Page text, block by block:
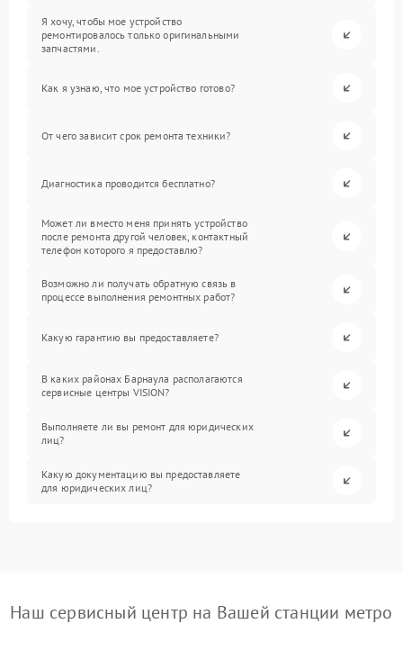
Я хочу, чтобы мое устройство
ремонтировалось только оригинальными
запчастями.
Как я узнаю, что мое устройство готово?
От чего зависит срок ремонта техники?
Диагностика проводится бесплатно?
Может ли вместо меня принять устройство
после ремонта другой человек, контактный
телефон которого я предоставлю?
Возможно ли получать обратную связь в
процессе выполнения ремонтных работ?
Какую гарантию вы предоставляете?
В каких районах Барнаула располагаются
сервисные центры VISION?
Выполняете ли вы ремонт для юридических
лиц?
Какую документацию вы предоставляете
для юридических лиц?
Наш сервисный центр на Вашей станции метро